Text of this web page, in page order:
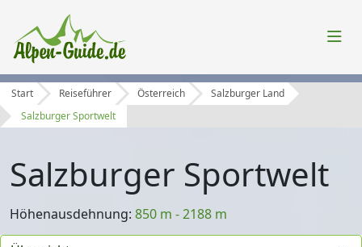
Start Reiseführer Österreich
Salzburger Land
Salzburger Sportwelt
Salzburger Sportwelt
Höhenausdehnung: 850 m - 2188 m